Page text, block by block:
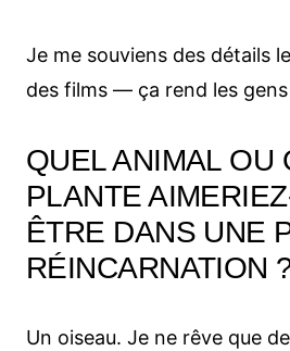
Je me souviens des détails
des films — ça rend les
QUEL ANIMAL OU
PLANTE
ÊTRE DANS UNE
RÉINCARNATION
Un oiseau. Je ne rêve que